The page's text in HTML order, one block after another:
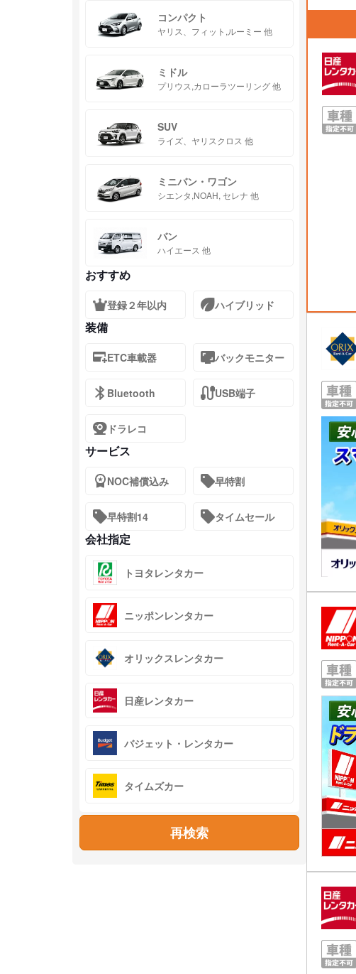
コンパクト
ヤリス、フィット,ルーミー 他
ミドル
プリウス,カローラツーリング 他
SUV
ライズ、ヤリスクロス 他
ミニバン・ワゴン
シエンタ,NOAH, セレナ 他
バン
ハイエース 他
おすすめ
登録２年以内 ハイブリッド
装備
ETC車載器 バックモニター
Bluetooth USB端子
ドラレコ
サービス
NOC補償込み 早特割
早特割14 タイムセール
会社指定
トヨタレンタカー
ニッポンレンタカー
オリックスレンタカー
日産レンタカー
バジェット・レンタカー
タイムズカー
再検索